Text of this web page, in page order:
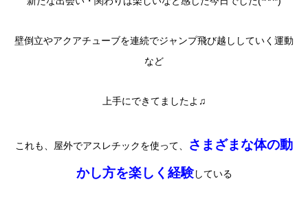
壁倒立やアクアチューブを連続でジャンプ飛び越ししていく運動
など
上手にできてましたよ♫
これも、屋外でアスレチックを使って、
さまざまな体の動
かし方を楽しく経験している